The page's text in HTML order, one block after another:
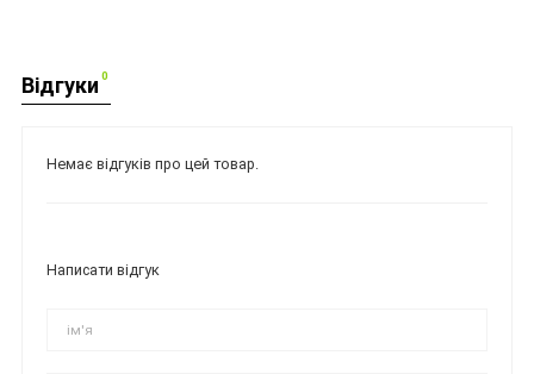
Відгуки 0
Немає відгуків про цей товар.
Написати відгук